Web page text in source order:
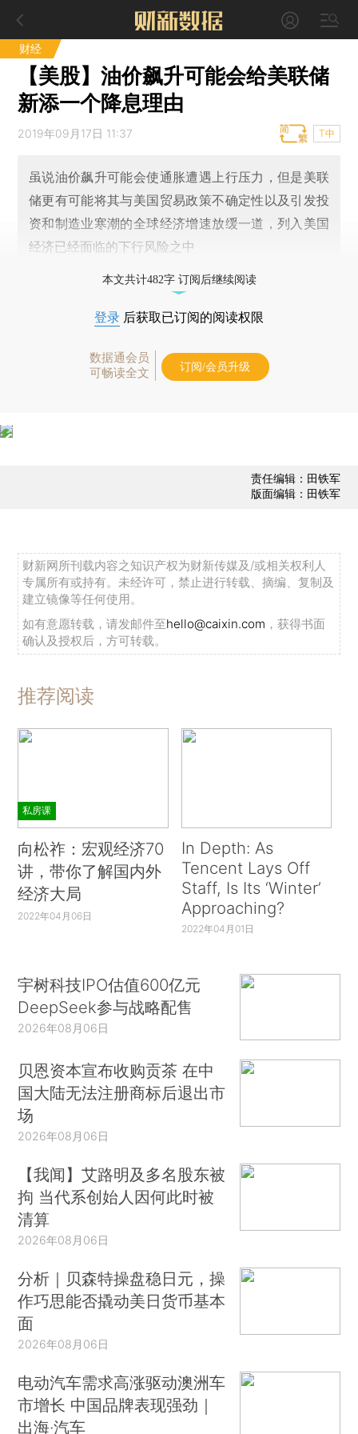
财经
【美股】油价飙升可能会给美联储
新添一个降息理由
2019年09月17日 11:37 T中
虽说油价飙升可能会使通胀遭遇上行压力，但是美联
储更有可能将其与美国贸易政策不确定性以及引发投
资和制造业寒潮的全球经济增速放缓一道，列入美国
经济已经面临的下行风险之中
本文共计482字 订阅后继续阅读
登录 后获取已订阅的阅读权限
数据通会员
可畅读全文
订阅/会员升级
责任编辑：田铁军
版面编辑：田铁军
财新网所刊载内容之知识产权为财新传媒及/或相关权利人
专属所有或持有。未经许可，禁止进行转载、摘编、复制及
建立镜像等任何使用。
如有意愿转载，请发邮件至hello@caixin.com ，获得书面
确认及授权后，方可转载。
推荐阅读
私房课
向松祚：宏观经济70
讲，带你了解国内外
经济大局
2022年04月06日
In Depth: As
Tencent Lays Off
Staff, Is Its ‘Winter’
Approaching?
2022年04月01日
宇树科技IPO估值600亿元
DeepSeek参与战略配售
2026年08月06日
贝恩资本宣布收购贡茶 在中
国大陆无法注册商标后退出市
场
2026年08月06日
【我闻】艾路明及多名股东被
拘 当代系创始人因何此时被
清算
2026年08月06日
分析｜贝森特操盘稳日元，操
作巧思能否撬动美日货币基本
面
2026年08月06日
电动汽车需求高涨驱动澳洲车
市增长 中国品牌表现强劲｜
出海·汽车